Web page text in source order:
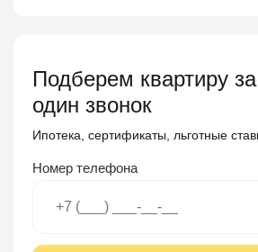
Подберем квартиру за
один звонок
Ипотека, сертификаты, льготные
Номер телефона